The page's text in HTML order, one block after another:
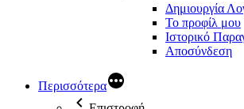
Δημιουργία
Το προφίλ μου
Ιστορικό
Αποσύνδεση
Περισσότερα